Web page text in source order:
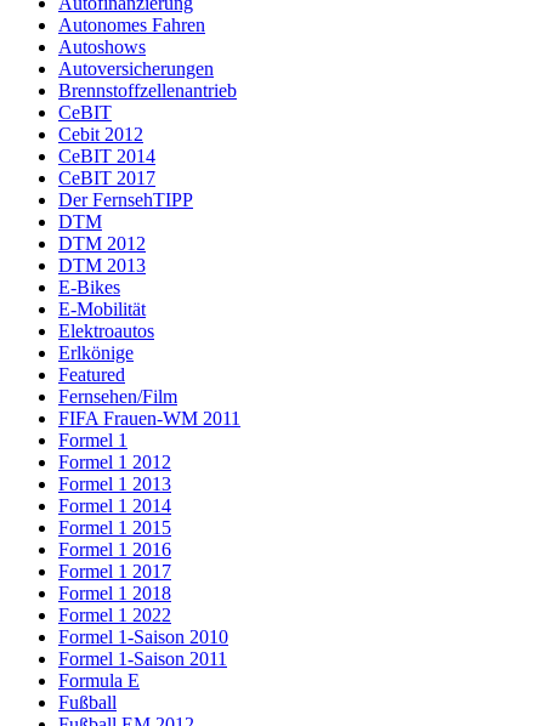
Autonomes Fahren
Autoshows
Autoversicherungen
Brennstoffzellenantrieb
CeBIT
Cebit 2012
CeBIT 2014
CeBIT 2017
Der FernsehTIPP
DTM
DTM 2012
DTM 2013
E-Bikes
E-Mobilität
Elektroautos
Erlkönige
Featured
Fernsehen/Film
FIFA Frauen-WM 2011
Formel 1
Formel 1 2012
Formel 1 2013
Formel 1 2014
Formel 1 2015
Formel 1 2016
Formel 1 2017
Formel 1 2018
Formel 1 2022
Formel 1-Saison 2010
Formel 1-Saison 2011
Formula E
Fußball